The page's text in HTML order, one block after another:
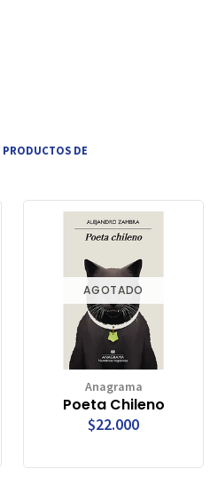
DE
AGOTADO
Anagrama
Poeta Chileno
$22.000